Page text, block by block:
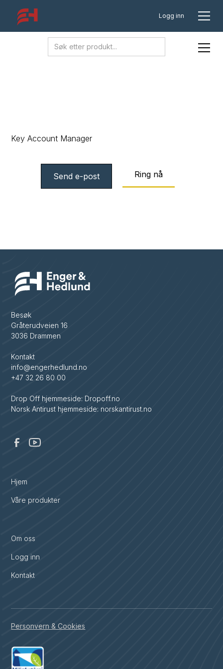
Logg inn
Key Account Manager
Send e-post Ring nå
Besøk
Gråterudveien 16
3036 Drammen
Kontakt
info@engerhedlund.no
+47 32 26 80 00
Drop Off hjemmeside: Dropoff.no
Norsk Antirust hjemmeside: norskantirust.no
Hjem
Våre produkter
Om oss
Logg inn
Kontakt
Personvern & Cookies